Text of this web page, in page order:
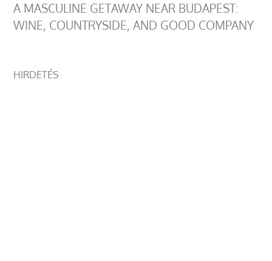
A MASCULINE GETAWAY NEAR BUDAPEST:
WINE, COUNTRYSIDE, AND GOOD COMPANY
HIRDETÉS